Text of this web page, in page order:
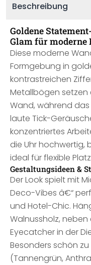
Beschreibung
Goldene
Glam für moderne
Diese moderne
Formgebung in
kontrastreichen
Metallbögen setzen
Wand, während
laute Tick-
konzentriertes
die Uhr hochwertig,
ideal für flexible
Gestaltungsideen &
Der Look spielt mit
Deco-Vibes â€“
und Hotel-Chic.
Walnussholz,
Eyecatcher in der
Besonders schön
(Tannengrün,